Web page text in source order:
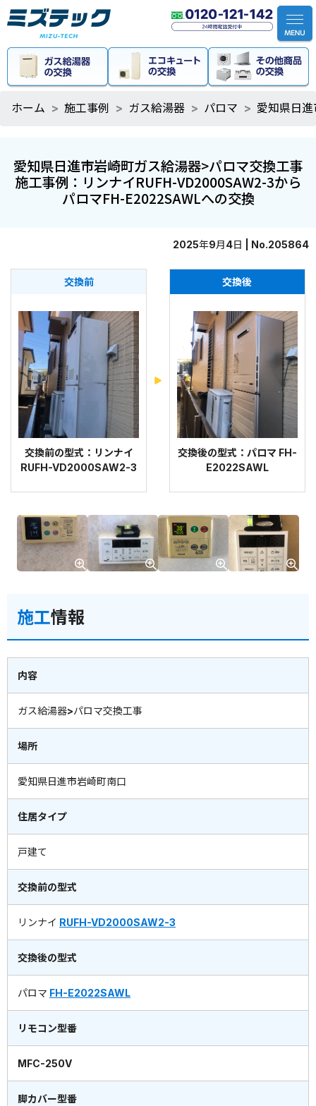
ホーム 施工事例 ガス給湯器 パロマ 愛知県日
愛知県日進市岩崎町ガス給湯器>パロマ交換工事
施工事例：リンナイRUFH-VD2000SAW2-3から
パロマFH-E2022SAWLへの交換
2025年9月4日 | No.205864
交換前
交換前の型式：リンナイ
RUFH-VD2000SAW2-3
交換後
交換後の型式：パロマ FH-
E2022SAWL
施工情報
内容
ガス給湯器>パロマ交換工事
場所
愛知県日進市岩崎町南口
住居タイプ
戸建て
交換前の型式
リンナイ RUFH-VD2000SAW2-3
交換後の型式
パロマ FH-E2022SAWL
リモコン型番
MFC-250V
脚カバー型番